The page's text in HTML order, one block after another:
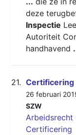
deze
Inspectie
Autoriteit
handhavend
21. Certificering
26 februari
SZW
Arbeidsrecht
Certificering